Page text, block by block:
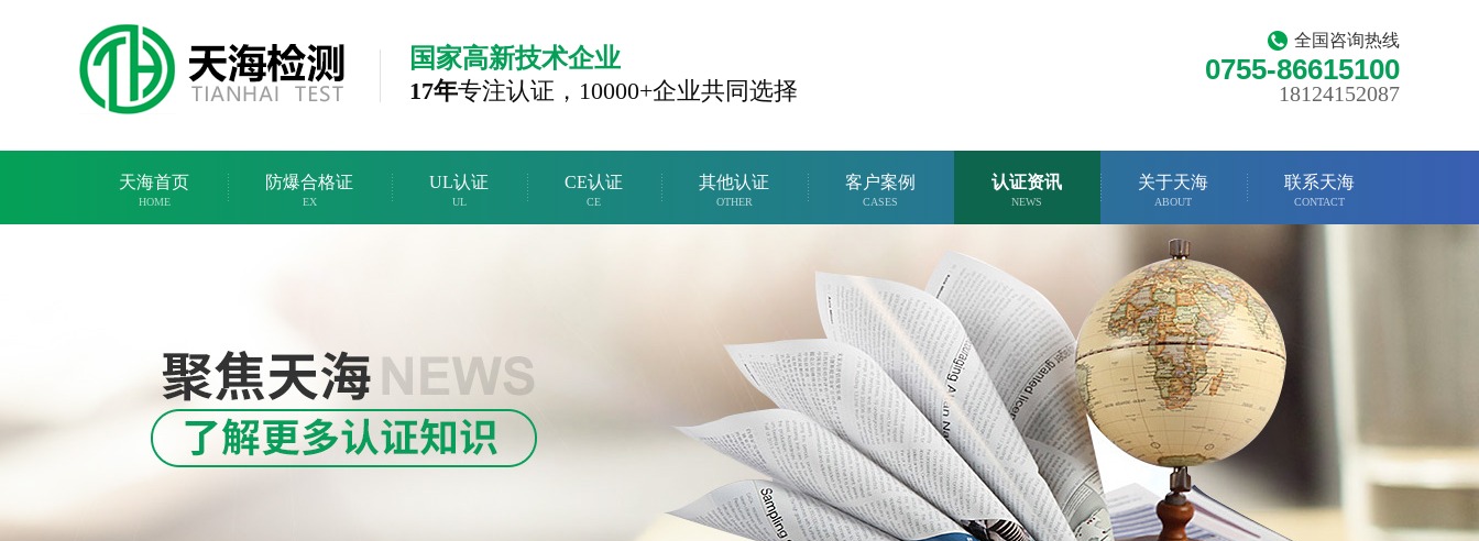
全国咨询热线
0755-86615100
18124152087
国家高新技术企业
17年专注认证， 10000+企业共同选择
天海首页
HOME
防爆合格证
EX
UL认证
UL
CE认证
CE
其他认证
OTHER
客户案例
CASES
认证资讯
NEWS
关于天海
ABOUT
联系天海
CONTACT